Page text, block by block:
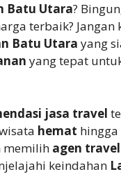
Batu Utara?
terbaik?
Batu Utara yang
yang tepat
jasa travel
hemat hingga
memilih agen travel
keindahan